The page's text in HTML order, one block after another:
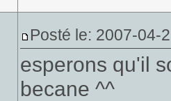
Posté le: 2007-04-
esperons qu'il
becane ^^